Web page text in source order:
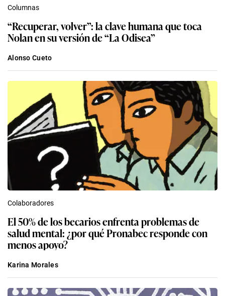
Columnas
“Recuperar, volver”: la clave humana que toca
Nolan en su versión de “La Odisea”
Alonso Cueto
Colaboradores
El 50% de los becarios enfrenta problemas de
salud mental: ¿por qué Pronabec responde con
menos apoyo?
Karina Morales